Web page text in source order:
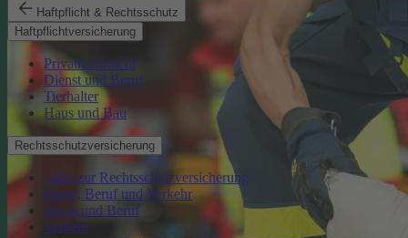
Haftpflicht & Rechtsschutz
Haftpflichtversicherung
Privathaftpflicht
Dienst und Beruf
Tierhalter
Haus und Bau
Rechtsschutzversicherung
Alles zur Rechtsschutzversicherung
Privat, Beruf und Verkehr
Privat und Beruf
Verkehr